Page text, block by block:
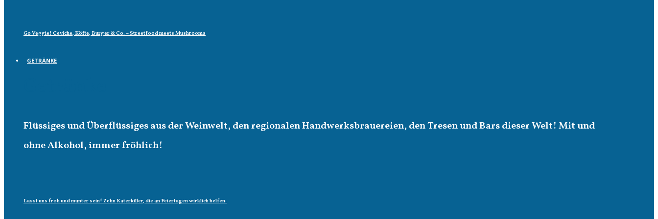
Go Veggie! Ceviche, Köfte, Burger & Co. – Streetfood meets Mushrooms
GETRÄNKE
Flüssiges und Überflüssiges aus der Weinwelt, den regionalen Handwerksbrauereien, den Tresen und Bars dieser Welt! Mit und
ohne Alkohol, immer fröhlich!
Lasst uns froh und munter sein! Zehn Katerkiller, die an Feiertagen wirklich helfen.